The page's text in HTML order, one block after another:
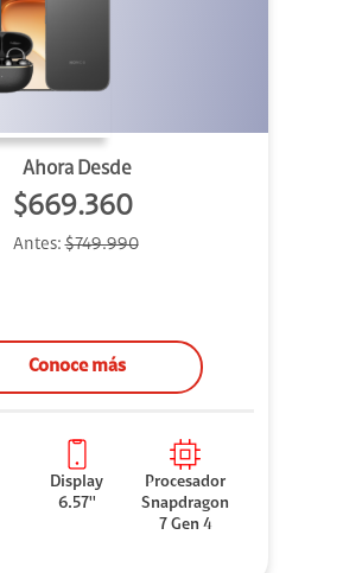
Ahora Desde
$669.360
Antes:$749.990
Conoce más
Display
6.57''
Procesador
Snapdragon
7 Gen 4